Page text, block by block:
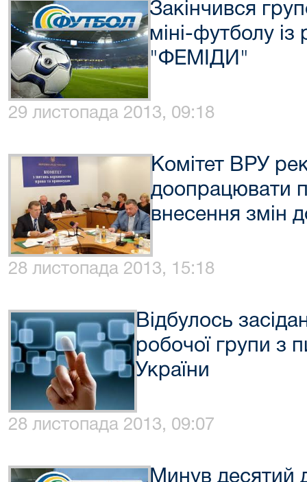
Закінчився
міні-футболу
"ФЕМІДИ"
29 листопада 2013, 09:18
Комітет ВРУ
доопрацювати
внесення змін
28 листопада 2013, 15:18
Відбулось
робочої групи з
України
28 листопада 2013, 09:07
Минув десятий